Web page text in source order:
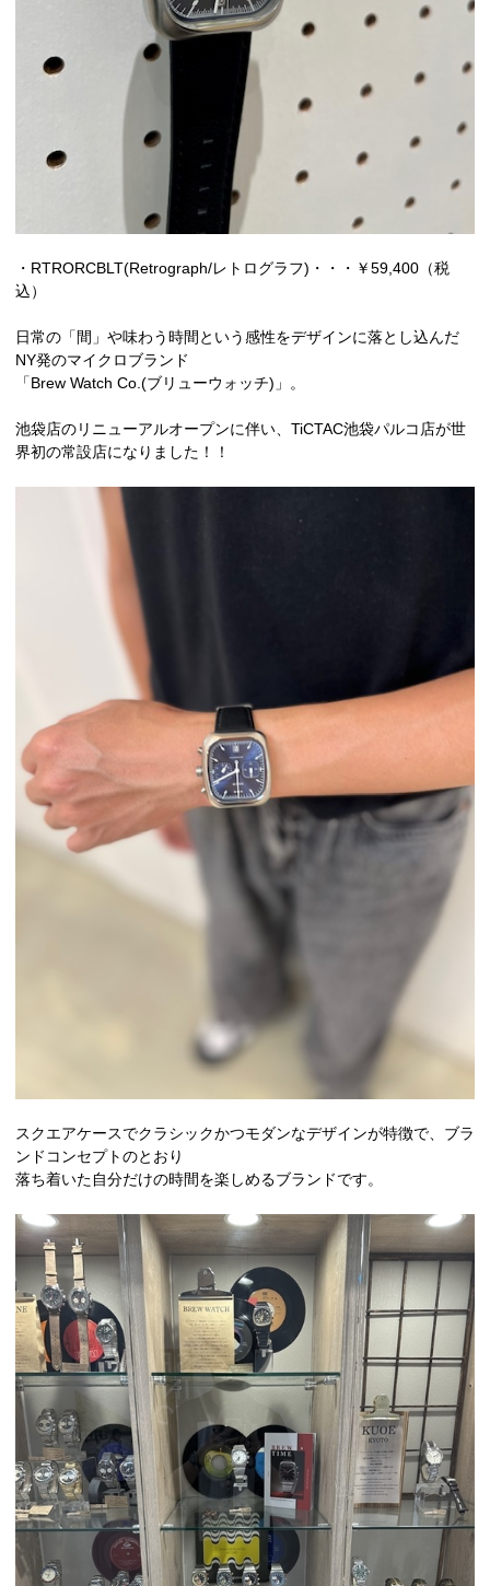
・RTRORCBLT(Retrograph/レトログラフ)・・・￥59,400（税
込）
日常の「間」や味わう時間という感性をデザインに落とし込んだ
NY発のマイクロブランド
「Brew Watch Co.(ブリューウォッチ)」。
池袋店のリニューアルオープンに伴い、TiCTAC池袋パルコ店が世
界初の常設店になりました！！
スクエアケースでクラシックかつモダンなデザインが特徴で、ブラ
ンドコンセプトのとおり
落ち着いた自分だけの時間を楽しめるブランドです。